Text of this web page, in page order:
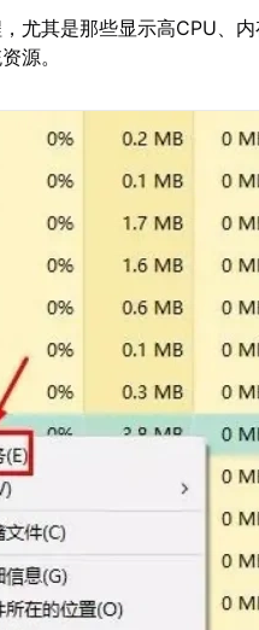
尤其是那些显示高CPU、
源。